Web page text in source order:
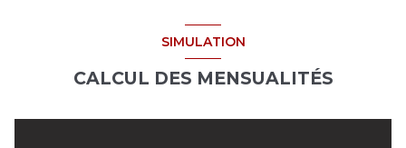
SIMULATION
CALCUL DES MENSUALITÉS